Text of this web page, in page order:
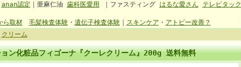
anan認定 ｜亜麻仁油 歯科医愛用 ｜ファスティング はるな愛さん
テレビタック
ら取材 毛髪検査体験・ 遺伝子検査体験｜ スキンケア ・ アトピー改善？
クリーム
ン化粧品フィゴーナ『クーレクリーム』200g 送料無料